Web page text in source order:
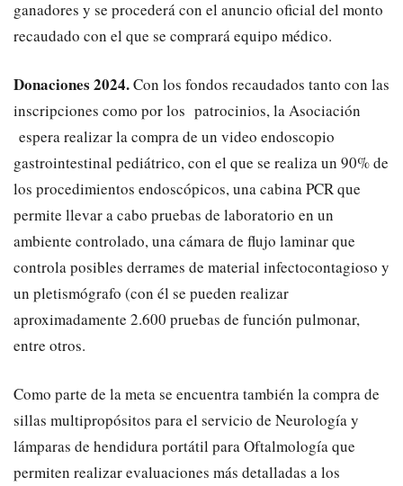
ganadores y se procederá con el anuncio oficial del monto
recaudado con el que se comprará equipo médico.
Donaciones 2024.Con los fondos recaudados tanto con las
inscripciones como por los patrocinios, la Asociación
espera realizar la compra de un video endoscopio
gastrointestinal pediátrico, con el que se realiza un 90% de
los procedimientos endoscópicos, una cabina PCR que
permite llevar a cabo pruebas de laboratorio en un
ambiente controlado, una cámara de flujo laminar que
controla posibles derrames de material infectocontagioso y
un pletismógrafo (con él se pueden realizar
aproximadamente 2.600 pruebas de función pulmonar,
entre otros.
Como parte de la meta se encuentra también la compra de
sillas multipropósitos para el servicio de Neurología y
lámparas de hendidura portátil para Oftalmología que
permiten realizar evaluaciones más detalladas a los